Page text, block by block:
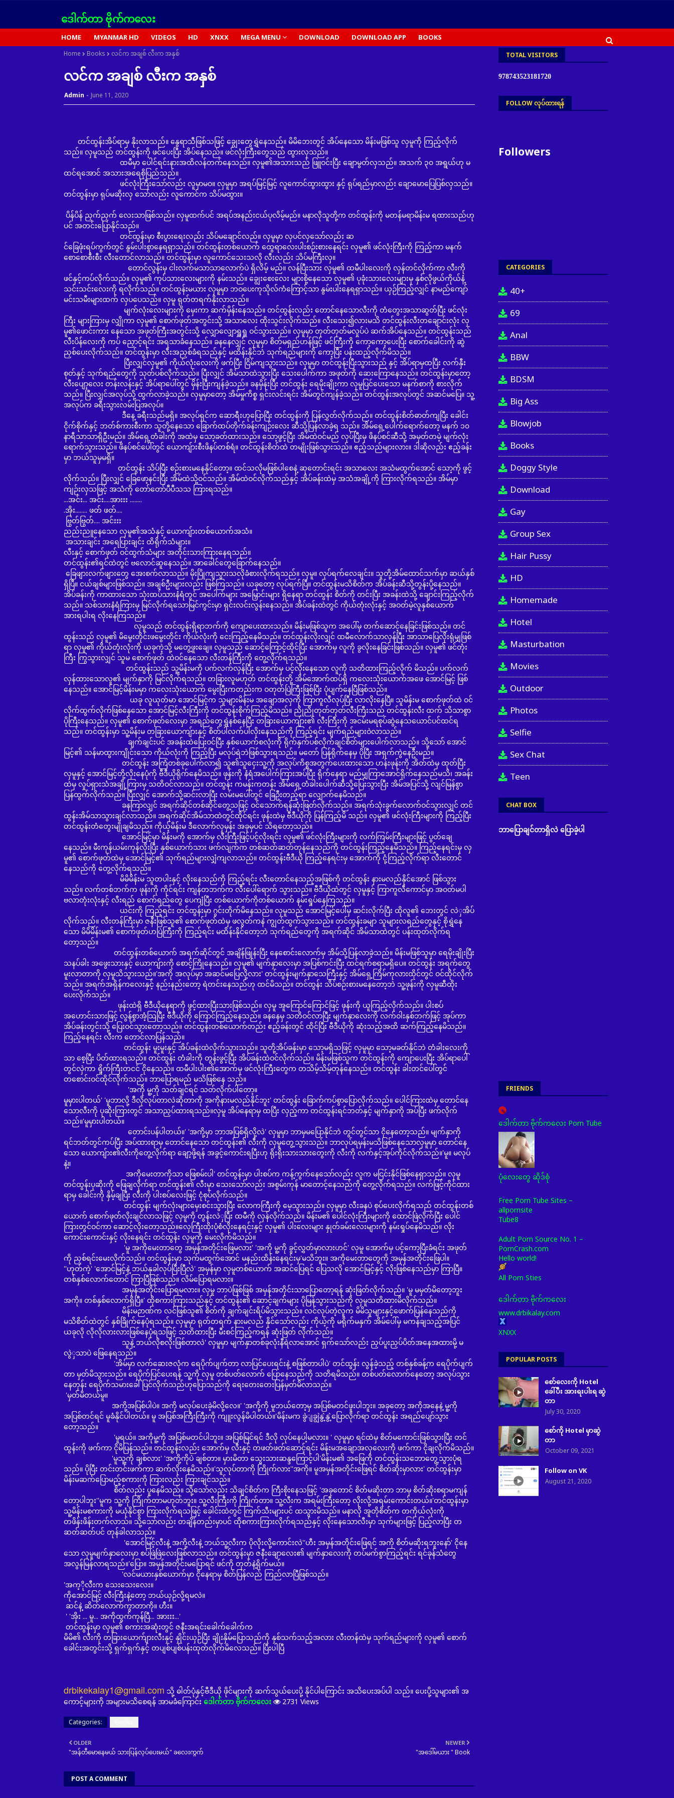
ဒေါက်တာ ဗိုက်ကလေး
HOME MYANMAR HD VIDEOS HD XNXX MEGA MENU DOWNLOAD DOWNLOAD APP BOOKS
Home Books လင်က အချစ် လီးက အနှစ်
လင်က အချစ် လီးက အနှစ်
Admin June 11, 2020
တင်ထွန်းအိပ်ရာမှ နိုးလာသည်။ နွေရာသီဖြစ်သဖြင့် ချွေးတွေရွှဲနေသည်။ မိမိဘေးတွင် အိပ်နေသော မိန်းမဖြစ်သူ လှမူကို ကြည့်လိုက်
သည်။ လှမူသည် တင်ထွန်းကို ဖင်ပေးပြီး အိပ်နေသည်။ ဖင်လုံးကြီးတွေသည် ထွားလှသည်။
ထမီမှာ ပေါင်ရင်းနားအထိလန်တက်နေသည်။ လှမူ၏အသားသည် ဖြူဝင်းပြီး ချောမွတ်လှသည်။ အသက် ၃၀ အရွယ်ဟု မ
ထင်ရအောင် အသားအရေစိုပြည်သည်။
ဖင်လုံးကြီးသော်လည်း လူမှာမဝ။ လှမူမှာ အရပ်မြင့်မြင့် လူကောင်ထွားထွား နှင့် ရုပ်ရည်မှာလည်း ချောမောပြေပြစ်လှသည်။
တင်ထွန်းမှာ ရုပ်မဆိုးလှ သော်လည်း လူကောင်က သိပ်မထွား။
ပိန်ပိန် ညှက်ညှက် လေးသာဖြစ်သည်။ လှမူထက်ပင် အရပ်အနည်းငယ်ပုလိမ့်မည်။ မနာလိုသူတို့က တင်ထွန်းကို မတန်မရာမိန်းမ ရထားသည်ဟု
ပင် အတင်းပြောနိုင်သည်။
တင်ထွန်းမှာ စီးပွားရေးလည်း သိပ်မချောင်လည်။ လှမူမှာ လှပင်လှသော်လည်း ဆ
င်ခြေဖုံးရပ်ကွက်တွင် နွမ်းပါးစွာနေရရှာသည်။ တင်ထွန်းတစ်ယောက် ထွေရာလေးပါးစဉ်းစားနေရင်း လှမူ၏ ဖင်လုံးကြီးကို ကြည့်ကာ မနက်
စောစောစီးစီး လီးတောင်လာသည်။ တင်ထွန်းမှာ လူကောင်သေးသလို လီးလည်း သိပ်မကြီးလှ။
တောင်လွန်းမှ ငါးလက်မသာသာလောက်ပဲ ရှိလိမ့် မည်။ လန်ပြီးသား လှမူ၏ ထမီပါးလေးကို လှန်တင်လိုက်ကာ လီးကို
ဖင်နှင့်ကပ်လိုက်သည်။ လှမူ၏ ကုပ်သားလေးများကို နမ်းသည်။ ချွေးစေးလေး များစို့နေသော လှမူ၏ ပုခုံးသားလေးများမှ နှစ်လိုဖွယ်ကိုယ်နံ့
သင်းသင်းလေးကို ရလိုက်သည်။ တင်ထွန်းမယား လှမူမှာ ဘဝပေးကုသိုလ်ကံကြောင့်သာ နွမ်းပါးနေရရှာသည်။ ယှဉ်ကြည့်လျှင် နာမည်ကျော်
မင်းသမီးများထက် လှပပေသည်။ လှမူ ရုတ်တရက်နိုးလာသည်။
မျက်လုံးလေးများကို မှေးကာ ဆက်မှိန်းနေသည်။ တင်ထွန်းလည်း တောင်နေသောလီးကို တံတွေးအသာဆွတ်ပြီး ဖင်လုံး
ကြီး များကြားမှ လျှိုကာ လှမူ၏ စောက်ဖုတ်အတွင်းသို့ အသာလေး ထိုးသွင်းလိုက်သည်။ လီးသေး၍လားမသိ တင်ထွန်းလီးတချောင်းလုံး လှ
မူ၏ဖောင်းကား နေသော အဖုတ်ကြီးအတွင်းသို့ လျှောလျှောရှူရှူ ဝင်သွားသည်။ လှမူမှာ တုတ်တုတ်မလှုပ်ပဲ ဆက်အိပ်နေသည်။ တင်ထွန်းသည်
လီးပိန်လေးကို ကပ် ညှောင့်ရင်း အရသာခံနေသည်။ ခနနေလျှင် လှမူမှာ စိတ်မရှည်ဟန်ဖြင့် ဖင်ကြီးကို ကော့ကော့ပေးပြီး စောက်ခေါင်းကို ဆွဲ
ညှစ်ပေးလိုက်သည်။ တင်ထွန်းမှာ လီးအညှစ်ခံရသည်နှင့် မထိန်းနိုင်ဘဲ သုက်ရည်များကို ကော့ပြီး ပန်းထည့်လိုက်မိသည်။
ပြီးလျှင်လှမူ၏ ကိုယ်လုံးလေးကို ဖက်ပြီး ငြိမ်ကျသွားသည်။ လှမူမှာ တင်ထွန်းပြီးသွားသည် နှင့် အိပ်ရာမှထပြီး လက်နှီး
စုတ်နှင့် သုက်ရည်တွေကို သုတ်ပစ်လိုက်သည်။ ပြီးလျှင် အိမ်သာထဲသွားပြီး သေးပေါက်ကာ အဖုတ်ကို ဆေးကြောနေသည်။ တင်ထွန်းမှာတော့
လီးပျော့လေး တန်းလန်းနှင့် အိပ်ရာပေါ်တွင် မှိန်းပြီးကျန်ခဲ့သည်။ ခနမှိန်းပြီး တင်ထွန်း ရေမိုးချိုးကာ လှမူပြင်ပေးသော မနက်စာကို စားလိုက်
သည်။ ပြီးလျှင်အလုပ်သို့ ထွက်လာခဲ့သည်။ လှမူမှာတော့ အိမ်မှုကိစ္စ ရှင်းလင်းရင်း အိမ်တွင်ကျန်ခဲ့သည်။ တင်ထွန်းအလုပ်တွင် အဆင်မပြေ။ သူ့
အလုပ်က ခရီးသွားလမ်းပြအလုပ်။
ဒီနေ့ ခရီးသည်မရှိ။ အလုပ်ရှင်က ဆောရီးဟုပြောပြီး တင်ထွန်းကို ပြန်လွှတ်လိုက်သည်။ တင်ထွန်းစိတ်ဓာတ်ကျပြီး ခေါင်း
ငိုက်စိုက်နှင့် ဘတ်စ်ကားစီးကာ သူတို့နေသော ခြောက်ထပ်တိုက်ခန်းကျဉ်းလေး ဆီသို့ပြန်လာခဲ့ရ သည်။ အိမ်ရှေ့ပေါက်ရောက်တော့ မနက် ၁၀
နာရီသာသာရှိဦးမည်။ အိမ်ရှေ့တံခါးကို အထဲမှ သော့ခတ်ထားသည်။ သော့ဖွင့်ပြီး အိမ်ထဲဝင်မည် လုပ်ပြီးမှ ဖိနပ်စင်ဆီသို့ အမှတ်တမဲ့ မျက်လုံး
ရောက်သွားသည်။ ဖိနပ်စင်ပေါ်တွင် ယောကျ်ားစီးဖိနပ်တစ်ရံ။ တင်ထွန်းစိတ်ထဲ တမျိုးဖြစ်သွားသည်။ ဧည့်သည်များလား။ ဒါဆိုလည်း ဧည့်ခန်း
မှာ ဘယ်သူမှမရှိ။
တင်ထွန်း သိပ်ပြီး စဉ်းစားမနေနိုင်တော့။ ထင်သလိုမဖြစ်ပါစေနဲ့ ဆုတောင်းရင်း အသာလေး အသံမထွက်အောင် သော့ကို ဖွင့်
လိုက်သည်။ ပြီးလျှင် ခြေဖော့နင်းပြီး အိမ်ထဲသို့ဝင်သည်။ အိမ်ထဲဝင်လိုက်သည်နှင့် အိပ်ခန်းထဲမှ အသံအချို့ကို ကြားလိုက်ရသည်။ အိမ်မှာ
ကျဉ်းလှသဖြင့် အသံကို တော်တော်ပီပီသသ ကြားရသည်။
...အင်း... အင်း....အားးး ........
.အိုး........ ဖတ် ဖတ်....
ဗြွတ်ဗြွတ်.... အင်းးး
ညည်းညူနေသော လှမူ၏အသံနှင့် ယောကျ်ားတစ်ယောက်အသံ။
အသားချင်း အရေပြားချင်း ထိရိုက်သံများ။
လီးနှင့် စောက်ဖုတ် ဝင်ထွက်သံများ အတိုင်းသားကြားနေရသည်။
တင်ထွန်း၏ရင်ထဲတွင် ဗလောင်ဆူနေသည်။ အာခေါင်တွေခြောက်နေသည်။
ခြေဖျားလက်ဖျားတွေ အေးစက်လာသည်။ မိုးပြိုကျသွားသလိုခံစားလိုက်ရသည်။ လှမူ။ လုပ်ရက်လေချင်း။ သူတို့အိမ်ထောင်သက်မှာ ဆယ်နှစ်
ရှိပြီ။ ငယ်ချစ်များဖြစ်သည်။ အချစ်ဦးများလည်း ဖြစ်ကြသည်။ ယခုတော့ လုပ်ရက်ပြီ။ တင်ထွန်းမသိစိတ်က အိပ်ခန်းဆီသို့တွန်းပို့နေသည်။
အိပ်ခန်းကို ကာထားသော သုံးထပ်သားနံရံတွင် အပေါက်များ အမြှောင်းများ ရှိနေရာ တင်ထွန်း စိတ်ကို တင်းပြီး အခန်းထဲသို့ ချောင်းကြည့်လိုက်
သည်။ သစ်သားနံရံကြားမှ မြင်လိုက်ရသောမြင်ကွင်းမှာ ရှင်းလင်းလွန်းနေသည်။ အိပ်ခန်းထဲတွင် ကိုယ်တုံးလုံးနှင့် အဝတ်မဲ့လူနှစ်ယောက်
အားရပါးရ လိုးနေကြသည်။
လှမူသည် တင်ထွန်းရှိရာဘက်ကို ကျောပေးထားသည်။ မိန်းမဖြစ်သူက အပေါ်မှ တက်ဆောင့်နေခြင်းဖြစ်သည်။ တင်
ထွန်းသည် လှမူ၏ မိမွေးတိုင်းဖမွေးတိုင်း ကိုယ်လုံးကို ငေးကြည့်နေမိသည်။ တင်ထွန်းလိုးလျှင် ထမီလောက်သာလှန်ပြီး အာသာပြေလိုးရုံမျှဖြစ်
ရာ လှမူ၏ ကိုယ်တုံးလုံးကို ယခုကဲ့သို့ မတွေ့ဖူးချေ။ လှမူသည် ဆောင့်ကြောင့်ထိုင်ပြီး အောက်မှ လူကို ခွလိုးနေခြင်းဖြစ်သည်။ လှမူ၏ ဖင်တုံး
ကြီး ကြွသွားလျှင် သူမ စောက်ဖုတ် ထဲဝင်နေသော လီးတန်ကြီးကို တွေ့လိုက်ရသည်။
တင်ထွန်းသည် သူ့မိန်းမကို ပက်လက်လှန်ပြီး အောက်မှ ပင့်လိုးနေသော လူကို သတိထားကြည့်လိုက် မိသည်။ ပက်လက်
လှန်ထားသောလူ၏ မျက်နှာကို မြင်လိုက်ရသည်။ တခြားလူမဟုတ် တင်ထွန်းတို့ အိမ်အောက်ထပ်ရှိ ကလေးသုံးယောက်အဖေ အောင်မြင့် ဖြစ်
နေသည်။ အောင်မြင့်မိန်းမမှာ ကလေးသုံးယောက် မွေးပြီးကတည်းက ဝတုတ်ပြဲကြီးဖြစ်ပြီး ပုံပျက်နေပြီဖြစ်သည်။
ယခု လူယုတ်မာ အောင်မြင့်က သူများမိန်းမ အချောအလှကို ကြာကူလီလုပ်ပြီး လာလိုးနေပြီ။ သူမိန်းမ စောက်ဖုတ်ထဲ ဝင်
လိုက်ထွက်လိုက်ဖြစ်နေသော အောင်မြင့်လီးကြီးကို တင်ထွန်းစိုက်ကြည့်မိသည်။ ညိုညိုတုတ်တုတ်လီးကြီးသည် တင်ထွန်းလီး ထက် သိသာစွာ
ပိုကြီးနေသည်။ လှမူ၏ စောက်ဖုတ်လေးမှာ အရည်တွေရွှဲနစ်နေပြီး တခြားယောကျ်ား၏ လီးကြီးကို အငမ်းမရစုပ်ဆွဲနေသယောင်ပင်ထင်ရ
သည်။ တင်ထွန်းမှာ သူ့မိန်းမ တခြားယောကျ်ားနှင့် စိတ်ပါလက်ပါလိုးနေသည်ကို ကြည့်ရင်း မျက်ရည်များဝဲလာသည်။
ချက်ချင်းပင် အခန်းထဲပြေးဝင်ပြီး နှစ်ယောက်စလုံးကို ရိုက်နှက်ပစ်လိုက်ချင်စိတ်များပေါက်လာသည်။ သို့သော် အောင်
မြင့်၏ သန်မာထွားကျိုင်းသော ကိုယ်လုံးကို ကြည့်ပြီး မလုပ်ရဲဘဲဖြစ်သွားရသည်။ မတော် ပြန်ရိုက်နေမှ ပိုပြီး အရှက်ကွဲနေဦးမည်။
တင်ထွန်း အကြံတစ်ခုပေါက်လာ၍ သူ၏သူငှေးသူ့ကို အလုပ်ကိစ္စအတွက်ပေးထားသော ဟန်းဖုန်းကို အိတ်ထဲမှ ထုတ်ပြီး
လှမူနှင့် အောင်မြင့်တို့လိုးနေပုံကို ဗီဒီယိုရိုက်နေမိသည်။ ဖုန်းကို နံရံအပေါက်ကြားအပ်ပြီး ရိုက်နေရာ မည်မျှကြာအောင်ရိုက်နေသည်မသိ၊ အခန်း
ထဲမှ လှုပ်ရှားသံအချို့ကြားမှ သတိဝင်လာသည်။ တင်ထွန်း ကမန်းကတန်း အိမ်ရှေ့တံခါးပေါက်ဆီသို့ပြေးသွားပြီး အိမ်အပြင်သို့ လျင်မြန်စွာ
ပြန်ထွက်လိုက်သည်။ ပြီးလျှင် အောက်သို့ဆင်းလာပြီး လမ်းမပေါ်တွင် ခြေဦးတည့်ရာ လျှောက်နေမိသည်။
ခနကြာလျှင် အရက်ဆိုင်တစ်ဆိုင်တွေ့သဖြင့် ဝင်သောက်ရန်ဆုံးဖြတ်လိုက်သည်။ အရက်သုံးခွက်လောက်ဝင်သွားလျှင် တင်
ထွန်းအိမ်သာသွားချင်လာသည်။ အရက်ဆိုင်အိမ်သာထဲတွင်ထိုင်ရင်း ဖုန်းထဲမှ ဗီဒီယိုကို ပြန်ကြည့်မိ သည်။ လှမူ၏ ဖင်လုံးကြီးများကို ကြည့်ပြီး
တင်ထွန်းတံတွေးမျိုချမိသည်။ ကိုယ့်မိန်းမ ဒီလောက်လှမှန်း အခုမှပင် သိရတော့သည်။
အောင်မြင့်မှာ မိန်းမကို အောက်မှ လီးကြီးဖြင့်ပင့်လိုးရင်း လှမူ၏ ဖင်လုံးကြီးများကို လက်ကြမ်းကြီးများဖြင့် ပွတ်ချေ
နေသည်။ မီးကုန်ယမ်းကုန်လိုးပြီး နှစ်ယောက်သား ဖက်လျက်က တစ်ဆတ်ဆတ်တုန်နေသည်ကို တင်ထွန်းကြည့်နေမိသည်။ ကြည့်နေရင်းမှ လှ
မူ၏ စောက်ဖုတ်ထဲမှ အောင်မြင့်၏ သုက်ရည်များလျှံကျလာသည်။ တင်ထွန်းဗီဒီယို ကြည့်နေရင်းမှ အောက်ကို ငုံ့ကြည့်လိုက်ရာ လီးတောင်
နေသည်ကို တွေ့လိုက်ရသည်။
မိမိမိန်းမ သူတပါးနှင့် လိုးနေသည်ကို ကြည့်ရင်း လီးတောင်နေသည့်အဖြစ်ကို တင်ထွန်း နားမလည်နိုင်အောင် ဖြစ်သွား
သည်။ လက်တစ်ဘက်က ဖုန်းကို ကိုင်ရင်း ကျန်တဘက်က လီးပေါ်ရောက် သွားသည်။ ဗီဒီယိုထဲတွင် လှမူနှင့် ကြာကူလီကောင်မှာ အဝတ်မပါ
ဗလာတုံးလုံးနှင့် လီးရည် စောက်ရည်တွေ ပေကျံပြီး တစ်ယောက်ကိုတစ်ယောက် နမ်းရှုပ်နေကြသည်။
ယင်းကို ကြည့်ရင်း တင်ထွန်းမှာ ဂွင်းတိုက်မိနေသည်။ လှမူသည် အောင်မြင့်ပေါ်မှ ဆင်းလိုက်ပြီး ထိုလူ၏ ဘေးတွင် လဲှအိပ်
လိုက်သည်။ လီးတန်ကြီးမှာ ဇနီးဖြစ်သူ၏ စောက်ဖုတ်ထဲမှ ဖလွတ်ကနဲ ကျွတ်ထွက်သွားသည်။ တင်ထွန်းခမျာ သူများလရည်တွေနှင့် စိုရွှဲနေ
သော မိမိမိန်းမ၏ စောက်ဖုတ်ဟပြဲကြီးကို ကြည့်ရင်း မထိန်းနိုင်တော့ဘဲ သုက်ရည်တွေကို အရက်ဆိုင် အိမ်သာထဲတွင် ပန်းထုတ်လိုက်ရ
တော့သည်။
တင်ထွန်းတစ်ယောက် အရက်ဆိုင်တွင် အချိန်ဖြုန်းပြီး နေစောင်းလောက်မှ အိမ်သို့ပြန်လာခဲ့သည်။ မိန်းမဖြစ်သူမှာ ရေမိုးချိုးပြီး
သနပ်ခါး အဖွေးသားနှင့် ယောကျ်ားကို စောင့်ကြိုနေသည်။ လှမူ၏ မျက်နှာလေးမှာ အပြစ်ကင်းပြီး ထင်ရက်စရာမရှိပေ။ တင်ထွန်း အရက်တွေ
မူးလာတာကို လှမူသိသွားသည်။'အကို အလုပ်မှာ အဆင်မပြေလို့လား' တင်ထွန်းမျက်နှာသေကြီးနှင့် အိမ်ရှေ့ကြိမ်ကုလားထိုင်တွင် ဝင်ထိုင်လိုက်
သည်။ အရက်အရှိန်ကလေးနှင့် နည်းနည်းတော့ ရဲတင်းနေသည်ဟု ထင်မိသည်။ တင်ထွန်း သိပ်စဉ်းစားမနေတော့ဘဲ သူ့ဖုန်းကို လှမူဆီထိုး
ပေးလိုက်သည်။
ဖုန်းထဲရှိ ဗီဒီယိုနေရာကို ဖွင့်ထားပြီးသားဖြစ်သည်။ လှမူ အူကြောင်ကြောင်ဖြင့် ဖုန်းကို ယူကြည့်လိုက်သည်။ ပါးစပ်
အဟောင်းသားဖြင့် လွန်စွာအံ့သြပြီး ဗီဒီယိုကို ကြောင်ကြည့်နေသည်။ ခနနေမှ သတိဝင်လာပြီး မျက်နှာလေးကို လက်ဝါးနှစ်ဘက်ဖြင့် အုပ်ကာ
အိပ်ခန်းတွင်းသို့ ပြေးဝင်သွားတော့သည်။ တင်ထွန်းတစ်ယောက်တည်း ဧည့်ခန်းတွင် ထိုင်ပြီး ဗီဒီယိုကို ဆုံးသည့်အထိ ဆက်ကြည့်နေမိသည်။
ကြည့်နေရင်း လီးက တောင်လာပြန်သည်။
တင်ထွန်း မူးမူးနှင့် အိပ်ခန်းထဲလိုက်သွားသည်။ သူတို့အိပ်ခန်းမှာ သော့မရှိသဖြင့် လှမူမှာ သော့မခတ်နိုင်ဘဲ တံခါးလေးကို
သာ စေ့ပြီး ပိတ်ထားရသည်။ တင်ထွန်း တံခါးကို တွန်းဖွင့်ပြီး အိပ်ခန်းထဲဝင်လိုက်သည်။ မိန်းမဖြစ်သူက တင်ထွန်းကို ကျောပေးပြီး အိပ်ရာပေါ်
တွင်လှဲကာ ရှိုက်ကြီးတငင် ငိုနေသည်။ ထမီပါးပါး၏အောက်မှ ဖင်လုံးကြီးတွေက တသိမ့်သိမ့်တုန်နေသည်။ တင်ထွန်း ခါးတင်ပေါ်တွင်
တစောင်းဝင်ထိုင်လိုက်သည်။ ဘာပြောရမည် မသိဖြစ်နေ သည်။
'အကို မူ့ကို သတ်ချင်ရင် သတ်လိုက်ပါတော့။
မူမှားပါတယ်' 'မူဘာလို့ ဒီလိုလုပ်တာလဲဆိုတာကို အကိုနားမလည်နိုင်ဘူး' တင်ထွန်း ခြောက်ကပ်စွာပြောလိုက်သည်။ ပေါင်ကြားထဲမှ တောင်နေ
သောလီးကို ပုဆိုးကြားတွင် အသာညှပ်ထားရသည်။လှမူ အိပ်နေရာမှ ထပြီး လှည့်ကာ တင်ထွန်းရင်ဘတ်နှင့် မျက်နှာကို အပ်ပြီး ဖက်လိုက်
သည်။'မူမှားပါတယ်။
တောင်းပန်ပါတယ်။' 'အကို့မှာ ဘာအပြစ်ရှိလို့လဲ' လှမူမှာ ဘာမှမပြောနိုင်ဘဲ တွင်တွင်သာ ငိုနေတော့သည်။ မျက်နှာကို
ရင်ဘတ်တွင်ကပ်ပြီး အပ်ထားရာမှ တောင်နေသော တင်ထွန်း၏ လီးကို လှမူတွေ့သွားသည်။ ဘာလုပ်ရမှန်းမသိဖြစ်နေသောလှမူမှာ တောင်နေ
သော ယောကျ်ား၏လီးကိုတွေ့လိုက်ရာ ချော့ဖို့ရန် အခွင့်ကောင်းရပြီးဟု ရိုးရိုးသားသားတွေးကို လီးကို လက်နှင့်အုပ်ကိုင်လိုက်သည်။'မူ။ မလုပ်
နဲ့။
အကိုမေးတာကိုသာ ဖြေစမ်းပါ' တင်ထွန်းမှာ ပါးစပ်က ကန့်ကွက်နေသော်လည်း လူက မငြင်းနိုင်ဖြစ်နေရှာသည်။ လှမူ
တင်ထွန်းပုဆိုးကို ဖြေချလိုက်ရာ တင်ထွန်း၏ လီးမှာ သေးသော်လည်း အစွမ်းကုန် မာတောင့်နေသည်ကို တွေ့လိုက်ရသည်။ လက်ဖြင့်ကိုင်ထား
ရာမှ ခေါင်းကို နှိမ့်ချပြီး လီးကို ပါးစပ်လေးဖြင့် ငုံစုပ်လိုက်သည်။
တင်ထွန်း မျက်လုံးများမှေးစင်းသွားပြီး လောကကြီးကို မေ့သွားသည်။ လှမူမှာ လီးခနပဲ စုပ်ပေးလိုက်ရသည် တင်ထွန်းတစ်
ယောက် စောက်ဖုတ်လိုးချင်လာသဖြင့် လှမူကို တွန်းလဲှပြီး ထမီကို လှန်လိုက်သည်။ မိန်းမ၏ ပေါင်လုံးကြီးများကို ထောင်ဖြဲလိုက်ပြီး ပေါင်
ကြားတွင်ဝင်ကာ ဆောင့်လိုးတော့သည်။လှေကြီးထိုးပုံစံလိုးနေရင်းနှင့် လှမူ၏ ပါးလေးများ နှုတ်ခမ်းလေးများကို နမ်းရှုပ်နေမိသည်။ လိုး
ကောင်းကောင်းနှင့် လိုးနေရင်း တင်ထွန်း လှမူကို မေးလိုက်မိသည်။
'မူ အကိုမေးတာတွေ အမှန်အတိုင်းဖြေမလား' 'အကို မူ့ကို ခွင့်လွှတ်မှာလားဟင်' လှမူ အောက်မှ ပင့်ကော့ပြီးခံရင်း အဖုတ်
ကို ညှစ်ရင်းမေးလိုက်သည်။ တင်ထွန်းမှာ သုက်မထွက်အောင် မနည်းထိန်းနေရင်းမှ'မသိဘူး။ အကိုမေးတာတွေကို အမှန်အတိုင်းဖြေပါ။
''ဟုတ်ကဲ့' 'အောင်မြင့်နဲ့ ဘယ်နှခါလုပ်ပြီးပြီလဲ' အမှန်မှာ လှမူတစ်ယောက် အဆင်ပြေရင် ပြေသလို အောင်မြင့်နှင့် လိုးဖြစ်နေသည်မှာ ကြာပြီ။
တစ်နှစ်လောက်တောင် ကြာပြီဖြစ်သည်။ လိမ်ပြောရမလား။
အမှန်အတိုင်းပြောရမလား။ လှမူ ဘာပဲဖြစ်ဖြစ် အမှန်အတိုင်းသာပြောတော့ရန် ဆုံးဖြတ်လိုက်သည်။ 'မူ မမှတ်မိတော့ဘူး
အကို။ တစ်နှစ်လောက်ရှိပြီ။' ထိုစကားကြားသည်နှင့် တင်ထွန်း၏ ဆောင့်ချက်များ ပိုမြန်သွားသည်ကို လှမူသတိထားမိလိုက်သည်။
မိန်းမဉာဏ်က လင်ဖြစ်သူ၏ စိတ်ကို ချက်ချင်းရိပ်မိသွားသည်။ လင်လုပ်တဲ့လူက မိမိသူများနှင့်ဖောက်ပြန်နေသည်ကို
မသိစိတ်ထဲတွင် နှစ်ခြိုက်နေပုံရသည်။ လှမူမှာ ရုတ်တရက် နားမလည် နိုင်သော်လည်း ကိုယ့်ကို မရိုက်မနှက် အိမ်ပေါ်မှ မကန်ချသည့်အပြင်
ယခုလို လိုလိုလားလားဖြစ်နေပုံရသဖြင့် သတိထားပြီး မီးစင်ကြည့်ကရန် ဆုံးဖြတ် လိုက်သည်။
သူနဲ့ ဘယ်လိုစလိုးဖြစ်တာလဲ' လှမူမှာ မျက်နှာတစ်ခုလုံးနီရဲလာအောင် ရှက်သော်လည်း ညှပ်ပူးညှပ်ပိတ်အနေအထားမို့ မ
လွဲှသာပဲ ဖြေနေရသည်။
'အိမ်မှာ လက်ဆေးဇလုံက ရေပိုက်ပျက်တာ လာပြင်ပေးရင်းနဲ့ စဖြစ်တာပါပဲ' တင်ထွန်း လွန်ခဲ့သည့် တစ်နှစ်ခန့်က ရေပိုက်ပျက်
တာ မှတ်မိသွားသည်။ ရေပိုက်ပြင်ပေးရန် သူ့ကို လှမူ တစ်ပတ်လောက် ပြောနေသည်ကို သတိရမိသည်။ တစ်ပတ်လောက်နေတော့ အလုပ်သွား
နေတုန်း ရေပိုက်သမားခေါ်ပြင်လိုက်သည်ဟုပြောသည်ကို ရေးတေးတေးပြန်မှတ်မိလာသည်။
'မှတ်မိတယ်မူ။
အကို့အပြစ်ပါပဲ။ အကို မလုပ်ပေးခဲ့မိလို့လေ။' 'အကို့ကို မူဘယ်တော့မှ အပြစ်မတင်ဖူးပါဘူး။ အခုတော့ အကိုအနေနဲ့ မူ့ကို
အပြစ်တင်ရင် မူခံနိုင်ပါတယ်။ မူ အပြစ်အကြီးကြီးကို ကျူးလွန်မိပါတယ်။'မိန်းမက ခွဲျချွဲနွဲ့နွဲ့ပြောလိုက်ရာ တင်ထွန်း အရည်ပျော်သွား
တော့သည်။
'မူရယ်။ အကိုမူ့ကို အပြစ်မတင်ပါဘူး။ အပြစ်မြင်ရင် ဒီလို လုပ်နေပါ့မလား။ ' လှမူမှာ ရင်ထဲမှ စိတ်မကောင်းဖြစ်သွားပြီး တင်
ထွန်းကို ဖက်ကာ ငိုမိပြန်သည်။ တင်ထွန်းလည်း အောက်မှ လီးနှင့် တဖတ်ဖတ်ဆောင့်ရင်း မိန်းမအချောအလှလေးကို ဖက်ကာ ငိုချလိုက်မိသည်။
'မူသူ့ကို ချစ်လား' 'အကို့ကိုပဲ ချစ်တာ။ မှားမိတာ သွေးသားဆန္ဒကြောင့်ပါ'မိန်းမ၏ အဖြေကို တင်ထွန်းသဘောတွေ့သွားပုံရ
သည်။ ပိုပြီး တင်းတင်းဖက်ကာ ဆက်လိုးနေမိသည်။'သူလုပ်တာကို ကြိုက်လား''အကို။ မူအမှန်အတိုင်းဖြေရင် စိတ်ဆိုးမှာလား' တင်ထွန်းမှာ
မိန်းမဆက်ပြောမည့်စကားကို ကြားလည်း ကြားချင်သည်။
စိတ်လည်း ပူနေမိသည်။ သို့သော်လည်း သိချင်စိတ်က ကြီးစိုးနေသဖြင့် 'အခုတောင် စိတ်မဆိုးတာ ဘာမှ စိတ်ဆိုးစရာမကျန်
တော့ပါဘူး''မူက သူ့ကို ကြိုက်တာမဟုတ်ဘူး။ သူ့လီးကြီးကို ကြိုက်တာ။ သူ့လီးက အရမ်းကြီးတော့ လိုးလို့အရမ်းကောင်းတယ်။'တင်ထွန်းမှာ
သူ့မိန်းမစကားကို မယုံနိုင်စွာ ကြားလိုက်ရသဖြင့် ခေါင်းထဲတွင် ကြက်သီးများပင် ထသွားမိသည်။ မနာလို အူတိုစိတ်က တကိုယ်လုံးကို
တဖိန်းဖိန်းတက်လာသ်။ သို့သော်လည်း တချိန်တည်းမှာပင် ထိုစကားကြားလိုက်ရသည်နှင့် လိုးနေသောလီးမှာ သုက်များဖြင့် ပြည့်လာပြီး တ
ဆတ်ဆတ်ပင် တုန်ခါလာသည်။
'အောင်မြင့်လီးနဲ့ အကို့လီးနဲ့ ဘယ်သူ့လီးက ပိုလိုးလို့ကောင်းလဲ''ဟီး အမှန်အတိုင်းဖြေရင် အကို စိတ်မဆိုးရဘူးနော်' ငိုနေ
သော လှမူမျက်နှာလေးမှာ စပ်ဖြဲဖြဲလေးဖြစ်လာသည်။ တင်ထွန်းမှာ ဇနီးချောလေး၏ မျက်နှာလေးကို တပ်မက်စွာကြည့်ရင်း ရင်ခုန်သံတွေ
အလွန်မြန်လာရသည်။'ပြော။ အမှန်အတိုင်းမပြောရင် ဖင်ကို တုတ်နဲ့ရိုက်မယ်။
'လင်မယားနှစ်ယောက်မှာ ငိုနေရာမှ စိတ်ပြန်လည် ကြည်လာပြီဖြစ်သည်။
'အက့ိုလီးက သေးသေးလေး။
ကိုအောင်မြင့် လီးကြီးနဲ့တော့ ဘယ်ယှဉ်လို့ရမလဲ။
ဆင်နဲ့ ဆိတ်လောက်ကွာတာကို။ ဟီး။
' 'အိုး ... မူ... အကိုထွက်ကုန်ပြီ... အားးး...'
တင်ထွန်းမှာ လှမူ၏ စကားအဆုံးတွင် ဇနီးအရင်းခေါက်ခေါက်က
မိမိ၏ လီးကို တခြားယောက်ျားလီးနှင့် နှိုင်းယှဉ်ပြီး ချိုးနှိမ်ပြောသည်ကို နှစ်သက်သည့်အလား လီးတန်ထဲမှ သုက်ရည်များကို လှမူ၏ စောက်
ခေါင်းအတွင်းသို့ ရှက်ရှက်နှင့် တပျစ်ပျစ်ပန်းထုတ်လိုက်မိလေသည်။ ပြီးပါပြီ
drbikekalay1@gmail.com သို့ ဓါတ်ပုံနှင့်ဗီဒီယို ဖိုင်များကို ဆက်သွယ်ပေးပို့ နိုင်ပါကြောင်း အသိပေးအပ်ပါ သည်။ ပေးပို့သူများ၏ အ
ကောင့်များကို အများမသိစေရန် အာမခံကြောင်း ဒေါက်တာ ဗိုက်ကလေး 2731 Views
Categories:
NEWER
"အဒေါ်မယား " Book
OLDER
"အန်တီမောနေမယ် သားပြန်လုပ်ပေးမယ်" ခလေးကွက်
POST A COMMENT
TOTAL VISITORS
978743523181720
FOLLOW လုပ်ထားရန်
Followers
CATEGORIES
40+
69
Anal
BBW
BDSM
Big Ass
Blowjob
Books
Doggy Style
Download
Gay
Group Sex
Hair Pussy
HD
Homemade
Hotel
Masturbation
Movies
Outdoor
Photos
Selfie
Sex Chat
Teen
CHAT BOX
ဘာပြောချင်တာရှိလဲ ပြောခဲ့ပါ
FRIENDS
ဒေါက်တာ ဗိုက်ကလေး Porn Tube
ပုံလေးတွေ ဆိုဒ်စုံ
Free Porn Tube Sites –
allpornsite
Tube8
Adult Porn Source No. 1 –
PornCrash.com
Hello world!
All Porn Sties
ဒေါက်တာ ဗိုက်ကလေး
www.drbikalay.com
XNXX
POPULAR POSTS
စော်လေးကို Hotel
ခေါ်ပီး အားရးပါးရ ဆွဲ
တာ
July 30, 2020
စော်ကို Hotel မှာဆွဲ
တာ
October 09, 2021
Follow on VK
August 21, 2020